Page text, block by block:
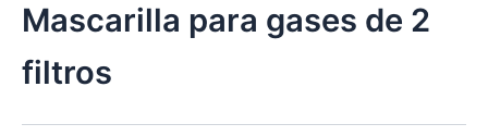
Mascarilla para gases de 2
filtros